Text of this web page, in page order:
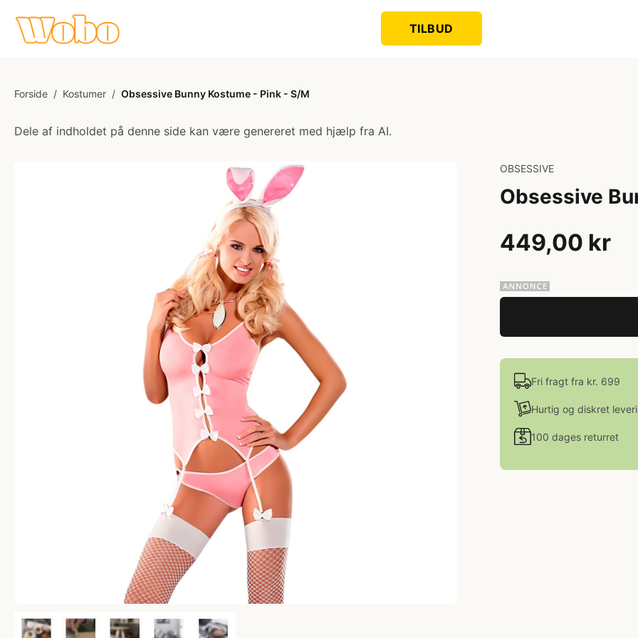
TILBUD
Forside / Kostumer / Obsessive Bunny Kostume - Pink - S/M
Dele af indholdet på denne side kan være genereret med hjælp fra AI.
OBSESSIVE
Obsessive
449,00 kr
Fri fragt fra kr. 699
Hurtig og diskret
100 dages returret